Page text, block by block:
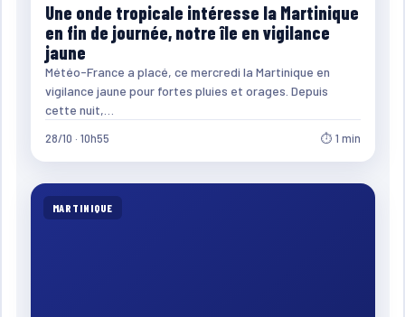
Une onde tropicale intéresse la Martinique
en fin de journée, notre île en vigilance
jaune
Météo-France a placé, ce mercredi la Martinique en
vigilance jaune pour fortes pluies et orages. Depuis
cette nuit,…
28/10 · 10h55 ⏱ 1 min
MARTINIQUE